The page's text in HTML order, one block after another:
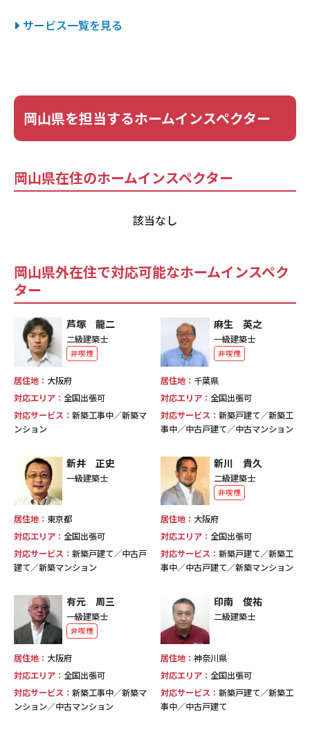
サービス一覧を見る
岡山県を担当するホームインスペクター
岡山県在住のホームインスペクター
該当なし
岡山県外在住で対応可能なホームインスペク
ター
芦塚 龍二
二級建築士
非喫煙
居住地： 大阪府
対応エリア： 全国出張可
対応サービス： 新築工事中／新築マ
ンション
麻生 英之
一級建築士
非喫煙
居住地： 千葉県
対応エリア： 全国出張可
対応サービス：新築戸建て／新築工
事中／中古戸建て／中古マンション
新井 正史
一級建築士
居住地： 東京都
対応エリア： 全国出張可
対応サービス： 新築戸建て／中古戸
建て／新築マンション
新川 貴久
二級建築士
非喫煙
居住地： 大阪府
対応エリア： 全国出張可
対応サービス：新築戸建て／新築工
事中／中古戸建て／新築マンション
有元 周三
一級建築士
非喫煙
居住地： 大阪府
対応エリア： 全国出張可
対応サービス： 新築工事中／新築マ
ンション／中古マンション
印南 俊祐
二級建築士
居住地：神奈川県
対応エリア： 全国出張可
対応サービス：新築戸建て／新築工
事中／中古戸建て